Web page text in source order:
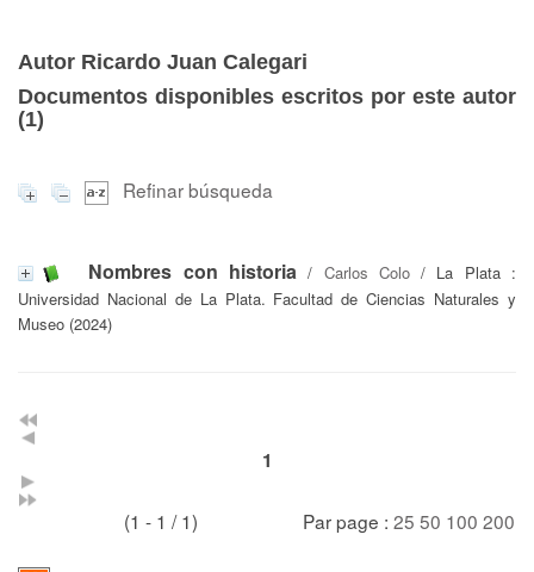
Autor Ricardo Juan Calegari
Documentos disponibles escritos por este autor
(1)
Refinar búsqueda
Nombres con historia/ Carlos Colo/ La Plata :
Universidad Nacional de La Plata. Facultad de Ciencias Naturales y
Museo (2024)
1
(1 - 1 / 1) Par page : 25 50 100 200